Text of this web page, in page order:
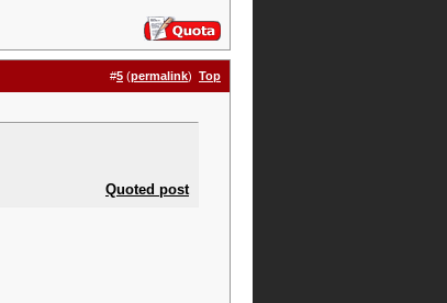
#5 (permalink) Top
Quoted post